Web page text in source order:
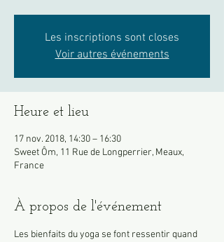
Les inscriptions sont closes
Voir autres événements
Heure et lieu
17 nov. 2018, 14:30 – 16:30
Sweet Ôm, 11 Rue de Longperrier, Meaux,
France
À propos de l'événement
Les bienfaits du yoga se font ressentir quand